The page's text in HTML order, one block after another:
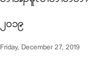
၂၀၁၉
Friday, December 27, 2019